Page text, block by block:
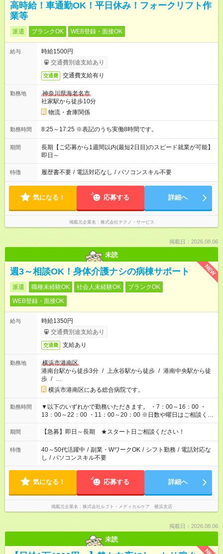
高時給！車通勤OK！平日休み！フォークリフト作
業等
派遣 ブランクOK WEB登録・面接OK
給与
時給1500円
交通費別途支給あり
交通費 交通費支給有り
勤務地
神奈川県海老名市
社家駅から徒歩10分
物流・倉庫関係
勤務時間 8:25～17:25 ※表記のうち実働8時間です。
期間
長期【ご応募から1週間以内(最短2日目)のスピード就業が可能】
即日～
特徴 履歴書不要 / 電話対応なし / パソコンスキル不要
気になる！ 応募する 詳細へ
掲載元企業名 株式会社テクノ・サービス
掲載日：2026.08.06
未読
NEW
週3～相談OK！身体介護ナシの病棟サポート
派遣 職種未経験OK 社会人未経験OK
ブランクOK
WEB登録・面接OK
給与
時給1350円
交通費別途支給あり
交通費 支給あり
勤務地
横浜市港南区
港南台駅から徒歩3分 / 上永谷駅から徒歩 / 港南中央駅から徒
歩 / …
横浜市港南区にある総合病院です。
勤務時間
▼以下のいずれかで勤務いただきます。 ・7：00～16：00 ・
13：00～22：00 ・11：00～20：00 ※日数や曜日はご相談くだ
さい。
期間 【急募】即日～長期 ★スタート日ご相談ください！
特徴 40～50代活躍中 / 副業・WワークOK / シフト勤務 / 電話対応な
し / パソコンスキル不要
気になる！ 応募する 詳細へ
掲載元企業名 株式会社ルフト・メディカルケア 横浜支店
掲載日：2026.08.06
未読